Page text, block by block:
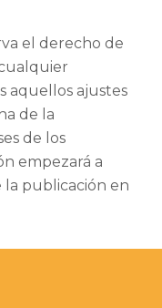
el derecho de
aquellos ajustes
de la
de los
empezará a
publicación en